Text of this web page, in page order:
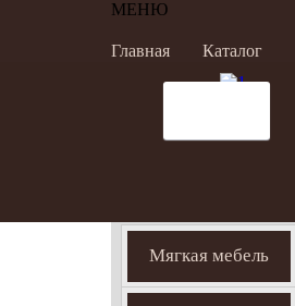
МЕНЮ
Главная Каталог
Мягкая мебель